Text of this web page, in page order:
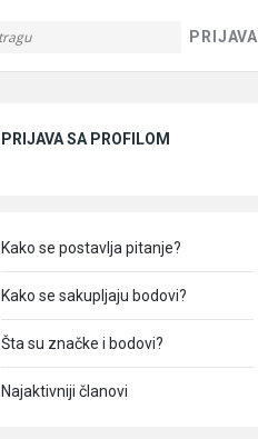
PRIJAVA
PRIJAVA SA PROFILOM
Kako se postavlja pitanje?
Kako se sakupljaju bodovi?
Šta su značke i bodovi?
Najaktivniji članovi